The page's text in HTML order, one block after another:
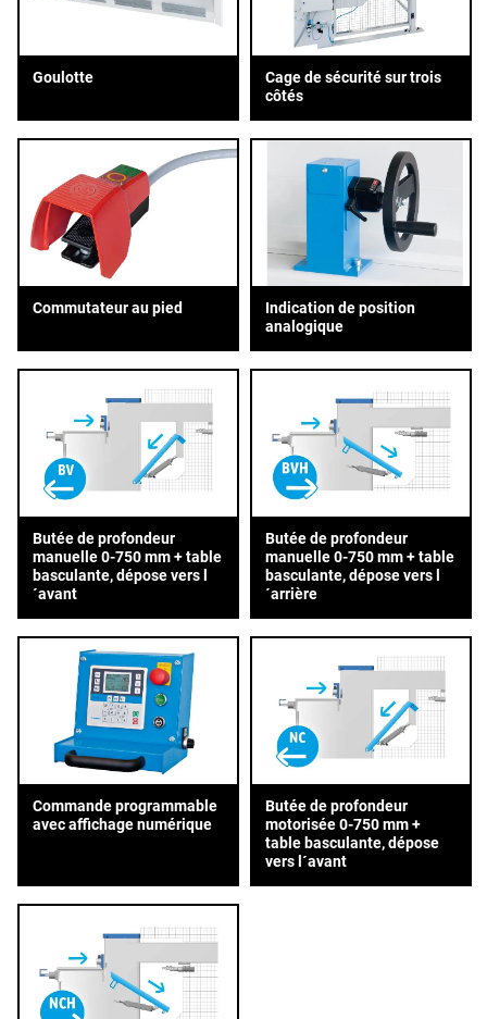
Goulotte
Cage de sécurité sur trois
côtés
Commutateur au pied
Indication de position
analogique
Butée de profondeur
manuelle 0-750 mm + table
basculante, dépose vers l
´avant
Butée de profondeur
manuelle 0-750 mm + table
basculante, dépose vers l
´arrière
Commande programmable
avec affichage numérique
Butée de profondeur
motorisée 0-750 mm +
table basculante, dépose
vers l´avant